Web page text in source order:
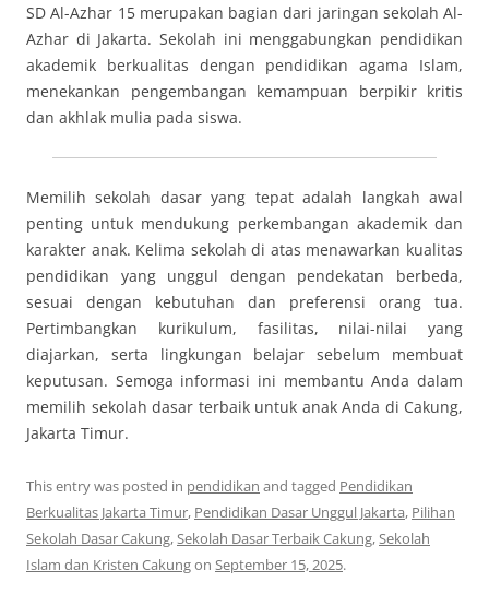
SD Al-Azhar 15 merupakan bagian dari jaringan sekolah Al-
Azhar di Jakarta. Sekolah ini menggabungkan pendidikan
akademik berkualitas dengan pendidikan agama Islam,
menekankan pengembangan kemampuan berpikir kritis
dan akhlak mulia pada siswa.
Memilih sekolah dasar yang tepat adalah langkah awal
penting untuk mendukung perkembangan akademik dan
karakter anak. Kelima sekolah di atas menawarkan kualitas
pendidikan yang unggul dengan pendekatan berbeda,
sesuai dengan kebutuhan dan preferensi orang tua.
Pertimbangkan kurikulum, fasilitas, nilai-nilai yang
diajarkan, serta lingkungan belajar sebelum membuat
keputusan. Semoga informasi ini membantu Anda dalam
memilih sekolah dasar terbaik untuk anak Anda di Cakung,
Jakarta Timur.
This entry was posted in pendidikan and tagged Pendidikan
Berkualitas Jakarta Timur, Pendidikan Dasar Unggul Jakarta, Pilihan
Sekolah Dasar Cakung, Sekolah Dasar Terbaik Cakung, Sekolah
Islam dan Kristen Cakungon September 15, 2025.